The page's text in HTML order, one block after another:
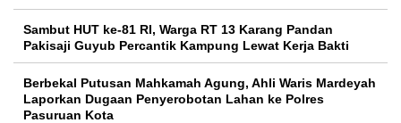
Sambut HUT ke-81 RI, Warga RT 13 Karang Pandan
Pakisaji Guyub Percantik Kampung Lewat Kerja Bakti
Berbekal Putusan Mahkamah Agung, Ahli Waris Mardeyah
Laporkan Dugaan Penyerobotan Lahan ke Polres
Pasuruan Kota